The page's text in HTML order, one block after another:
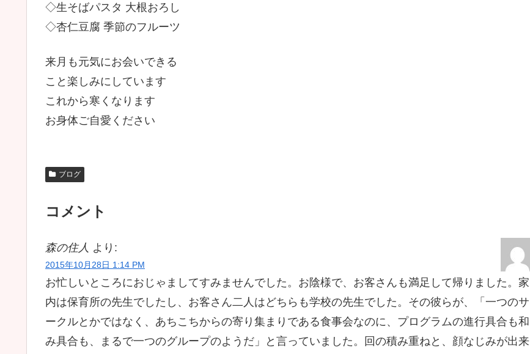
◇生そばパスタ 大根おろし
◇杏仁豆腐 季節のフルーツ
来月も元気にお会いできる
こと楽しみにしています
これから寒くなります
お身体ご自愛ください
ブログ
コメント
森の住人 より:
2015年10月28日 1:14 PM
お忙しいところにおじゃましてすみませんでした。お陰様で、お客さんも満足して帰りました。家
内は保育所の先生でしたし、お客さん二人はどちらも学校の先生でした。その彼らが、「一つのサ
ークルとかではなく、あちこちからの寄り集まりである食事会なのに、プログラムの進行具合も和
み具合も、まるで一つのグループのようだ」と言っていました。回の積み重ねと、顔なじみが出来